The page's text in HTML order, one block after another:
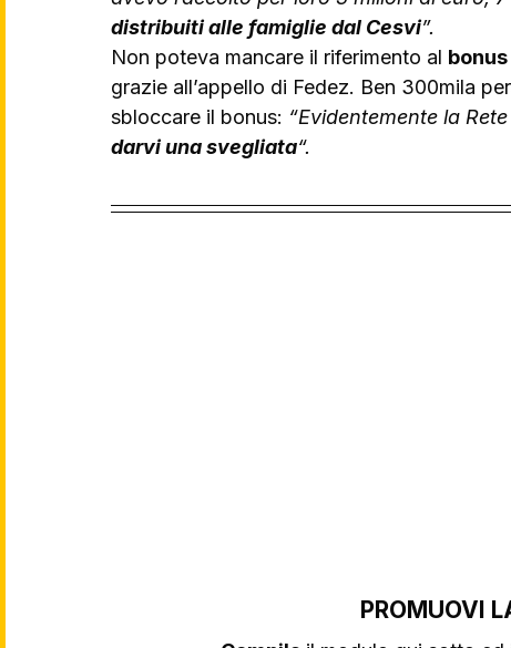
distribuiti alle famiglie dal Cesvi”.
Non poteva mancare il riferimento al
grazie all’appello di Fedez. Ben 300mila
sbloccare il bonus: “Evidentemente la
darvi una svegliata“.
PROMUOVI